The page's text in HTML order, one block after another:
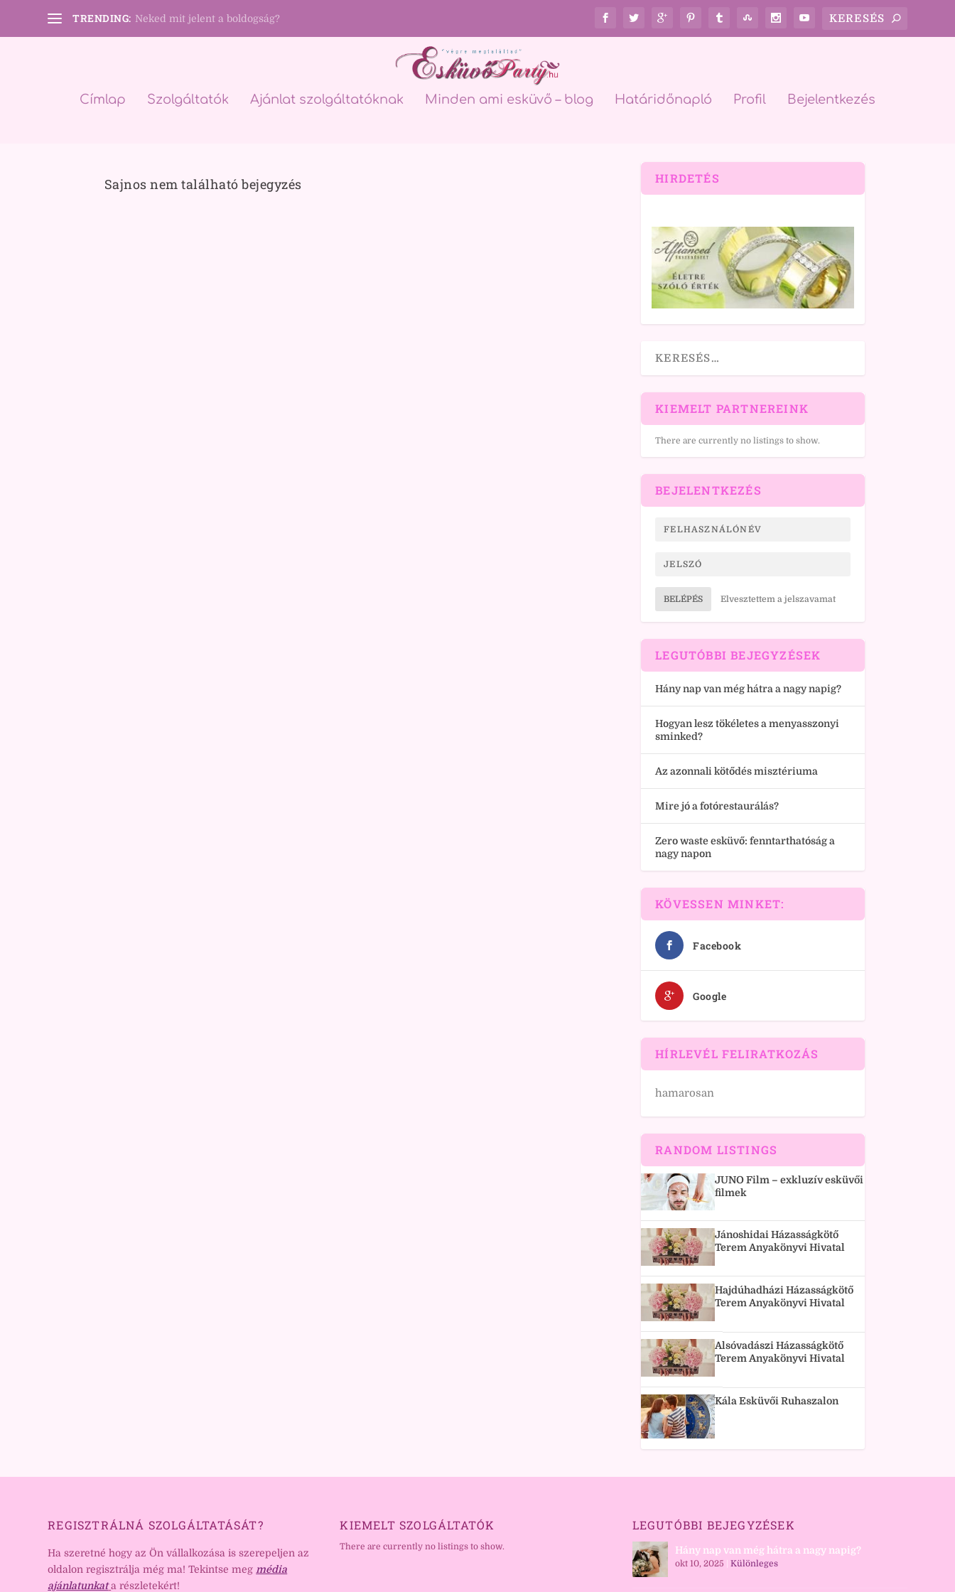
TRENDING: Neked mit jelent a boldogság?
Címlap Szolgáltatók Ajánlat szolgáltatóknak Minden ami esküvő – blog Határidőnapló Profil Bejelentkezés
Sajnos nem található bejegyzés HIRDETÉS
KIEMELT PARTNEREINK
There are currently no listings to show.
BEJELENTKEZÉS
BELÉPÉS Elvesztettem a jelszavamat
LEGUTÓBBI BEJEGYZÉSEK
Hány nap van még hátra a nagy napig?
Hogyan lesz tökéletes a menyasszonyi
sminked?
Az azonnali kötődés misztériuma
Mire jó a fotórestaurálás?
Zero waste esküvő: fenntarthatóság a
nagy napon
KÖVESSEN MINKET:
Facebook
Google
HÍRLEVÉL FELIRATKOZÁS
hamarosan
RANDOM LISTINGS
JUNO Film – exkluzív esküvői
filmek
Jánoshidai Házasságkötő
Terem Anyakönyvi Hivatal
Hajdúhadházi Házasságkötő
Terem Anyakönyvi Hivatal
Alsóvadászi Házasságkötő
Terem Anyakönyvi Hivatal
Kála Esküvői Ruhaszalon
REGISZTRÁLNÁ SZOLGÁLTATÁSÁT?
Ha szeretné hogy az Ön vállalkozása is szerepeljen az
oldalon regisztrálja még ma! Tekintse meg média
ajánlatunkat a részletekért!
KIEMELT SZOLGÁLTATÓK
There are currently no listings to show.
LEGUTÓBBI BEJEGYZÉSEK
Hány nap van még hátra a nagy napig?
okt 10, 2025 Különleges